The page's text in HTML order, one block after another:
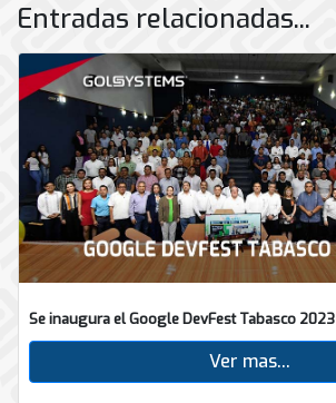
Entradas relacionadas...
Se inaugura el Google DevFest Tabasco 2023
Ver mas...